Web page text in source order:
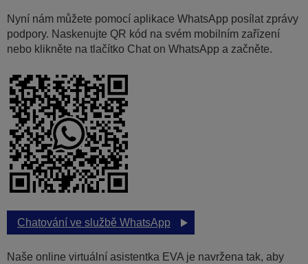
Nyní nám můžete pomocí aplikace WhatsApp posílat zprávy
podpory. Naskenujte QR kód na svém mobilním zařízení
nebo klikněte na tlačítko Chat on WhatsApp a začněte.
Chatování ve službě WhatsApp
Naše online virtuální asistentka EVA je navržena tak, aby